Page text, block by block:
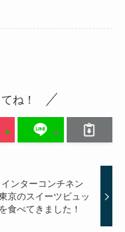
ね！
ンターコンチネン
京のスイーツビュッ
食べてきました！